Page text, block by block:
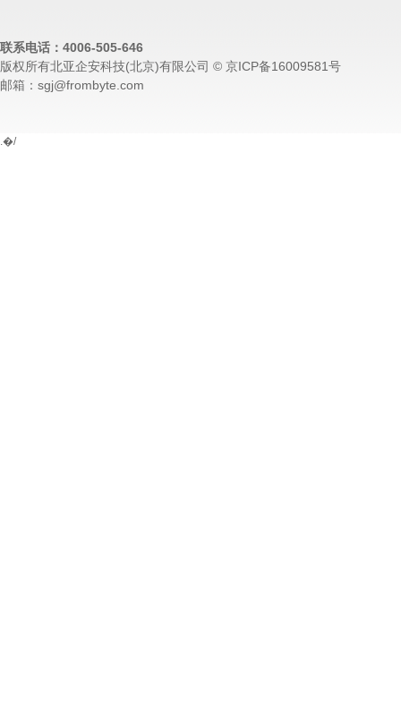
联系电话：4006-505-646
版权所有北亚企安科技(北京)有限公司 © 京ICP备16009581号
邮箱：sgj@frombyte.com
.�/